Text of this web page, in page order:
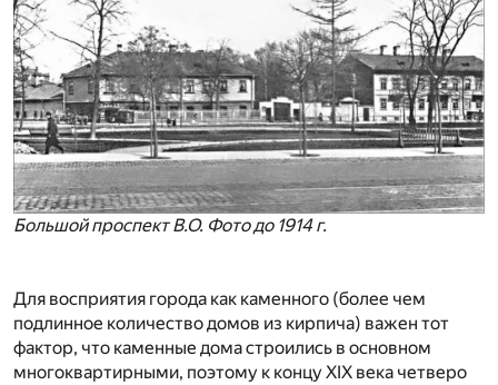
Большой проспект В.О. Фото до 1914 г.
Для восприятия города как каменного (более чем
подлинное количество домов из кирпича) важен тот
фактор, что каменные дома строились в основном
многоквартирными, поэтому к концу XIX века четверо